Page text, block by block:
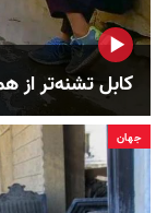
کابل تشنه‌تر
جهان